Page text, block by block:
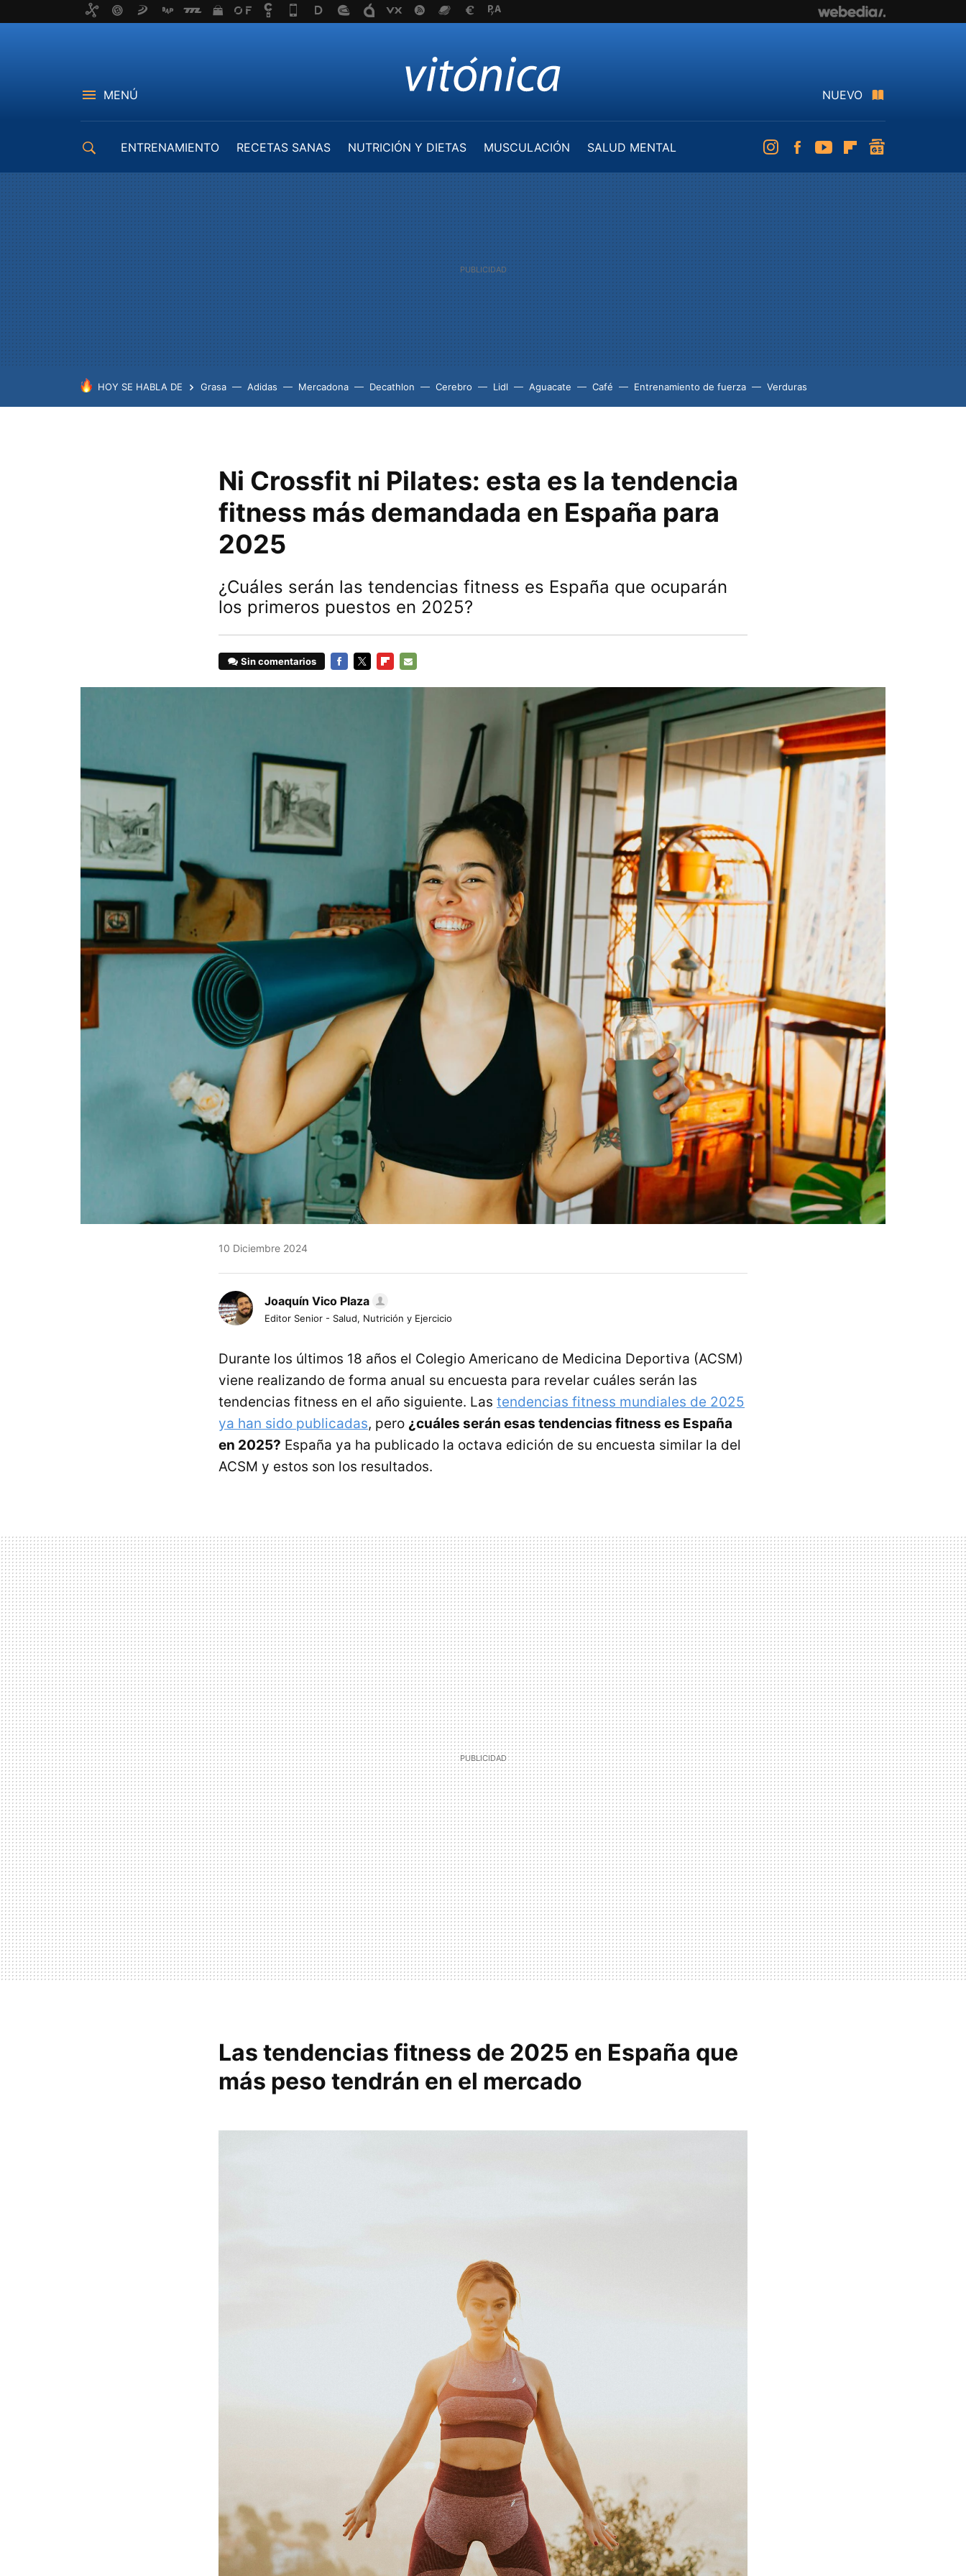
MENÚ NUEVO
ENTRENAMIENTO RECETAS SANAS NUTRICIÓN Y DIETAS MUSCULACIÓN
SALUD MENTAL
InstagramFacebookYoutubeFlipboard
HOY SE HABLA DE Grasa Adidas Mercadona Decathlon Cerebro Lidl Aguacate Café Entrenamiento de fuerza Verduras
Ni Crossfit ni Pilates: esta es la tendencia
fitness más demandada en España para
2025
¿Cuáles serán las tendencias fitness es España que ocuparán
los primeros puestos en 2025?
Sin comentarios
10 Diciembre 2024
Joaquín Vico Plaza
Editor Senior - Salud, Nutrición y Ejercicio
Durante los últimos 18 años el Colegio Americano de Medicina Deportiva (ACSM)
viene realizando de forma anual su encuesta para revelar cuáles serán las
tendencias fitness en el año siguiente. Las tendencias fitness mundiales de 2025
ya han sido publicadas, pero ¿cuáles serán esas tendencias fitness es España
en 2025? España ya ha publicado la octava edición de su encuesta similar la del
ACSM y estos son los resultados.
Las tendencias fitness de 2025 en España que
más peso tendrán en el mercado